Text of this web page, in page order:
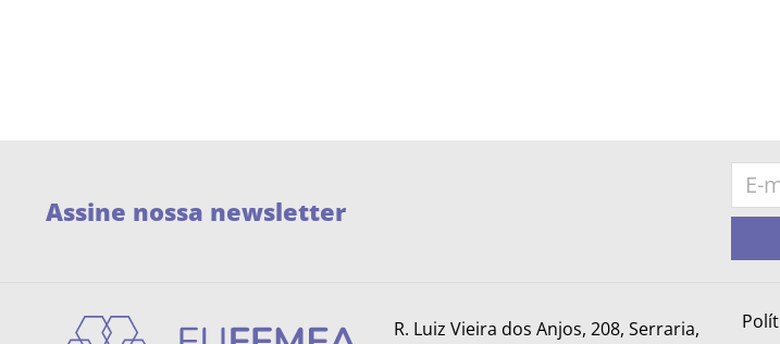
Assine nossa newsletter
R. Luiz Vieira dos Anjos, 208, Serraria,